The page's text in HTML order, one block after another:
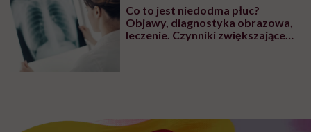
Co to jest niedodma płuc?
Objawy, diagnostyka obrazowa,
leczenie. Czynniki zwiększające